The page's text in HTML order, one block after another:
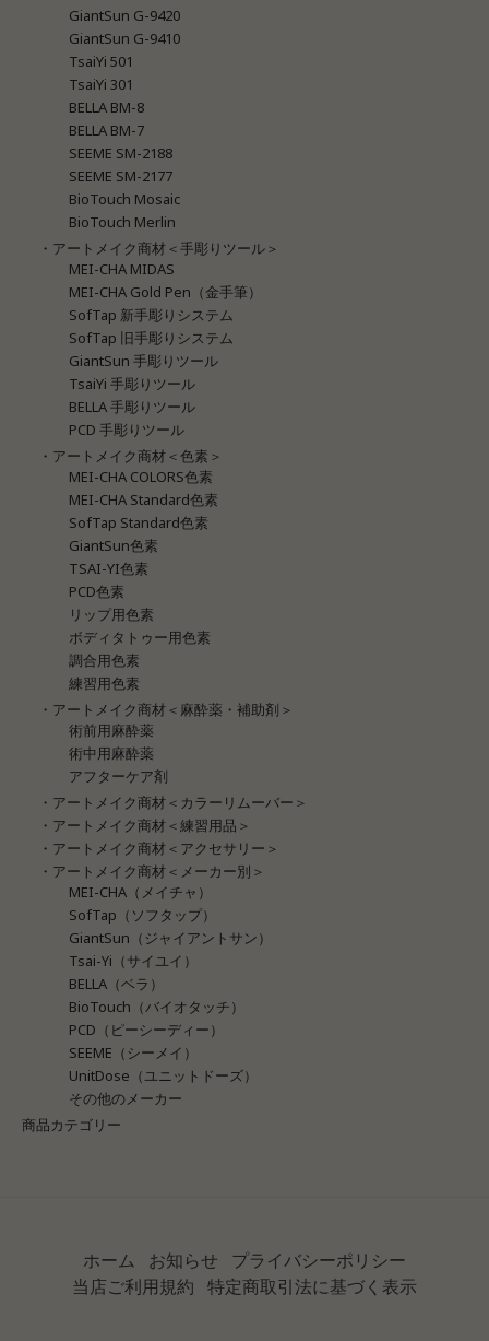
GiantSun G-9420
GiantSun G-9410
TsaiYi 501
TsaiYi 301
BELLA BM-8
BELLA BM-7
SEEME SM-2188
SEEME SM-2177
BioTouch Mosaic
BioTouch Merlin
・アートメイク商材＜手彫りツール＞
MEI-CHA MIDAS
MEI-CHA Gold Pen（金手筆）
SofTap 新手彫りシステム
SofTap 旧手彫りシステム
GiantSun 手彫りツール
TsaiYi 手彫りツール
BELLA 手彫りツール
PCD 手彫りツール
・アートメイク商材＜色素＞
MEI-CHA COLORS色素
MEI-CHA Standard色素
SofTap Standard色素
GiantSun色素
TSAI-YI色素
PCD色素
リップ用色素
ボディタトゥー用色素
調合用色素
練習用色素
・アートメイク商材＜麻酔薬・補助剤＞
術前用麻酔薬
術中用麻酔薬
アフターケア剤
・アートメイク商材＜カラーリムーバー＞
・アートメイク商材＜練習用品＞
・アートメイク商材＜アクセサリー＞
・アートメイク商材＜メーカー別＞
MEI-CHA（メイチャ）
SofTap（ソフタップ）
GiantSun（ジャイアントサン）
Tsai-Yi（サイユイ）
BELLA（ベラ）
BioTouch（バイオタッチ）
PCD（ピーシーディー）
SEEME（シーメイ）
UnitDose（ユニットドーズ）
その他のメーカー
商品カテゴリー
ホーム お知らせ
プライバシーポリシー
当店ご利用規約 特定商取引法に基づく表示